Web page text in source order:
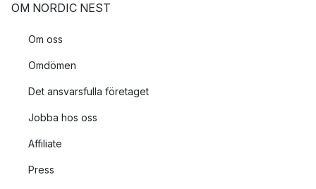
OM NORDIC NEST
Om oss
Omdömen
Det ansvarsfulla företaget
Jobba hos oss
Affiliate
Press